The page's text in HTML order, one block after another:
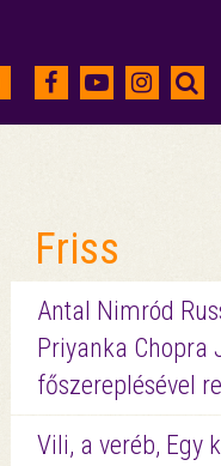
Friss
Antal Nimród
Priyanka Chopra
főszereplésével
Vili, a veréb, Egy